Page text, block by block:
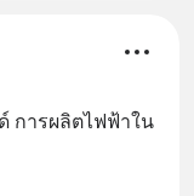
การผลิตไฟฟ้าใน